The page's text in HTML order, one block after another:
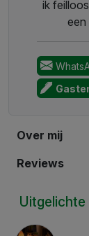
ik
een
Over mij
Reviews